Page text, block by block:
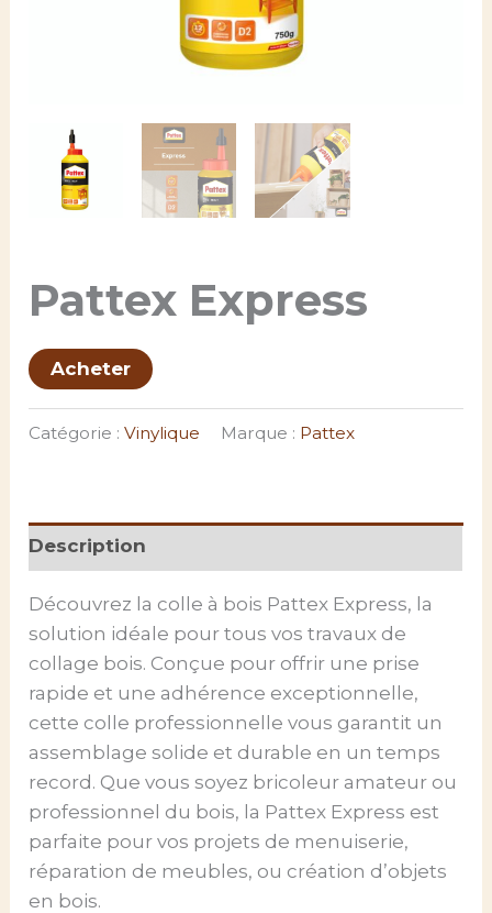
Pattex Express
Acheter
Catégorie :Vinylique Marque : Pattex
Description
Découvrez la colle à bois Pattex Express, la
solution idéale pour tous vos travaux de
collage bois. Conçue pour offrir une prise
rapide et une adhérence exceptionnelle,
cette colle professionnelle vous garantit un
assemblage solide et durable en un temps
record. Que vous soyez bricoleur amateur ou
professionnel du bois, la Pattex Express est
parfaite pour vos projets de menuiserie,
réparation de meubles, ou création d’objets
en bois.